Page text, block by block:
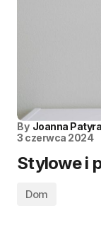
By Joanna Patyra
3 czerwca 2024
Stylowe i
Dom